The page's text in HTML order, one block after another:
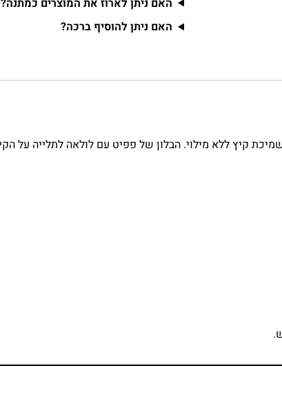
ק
+
פ
האם ניתן להוסיף ברכה?